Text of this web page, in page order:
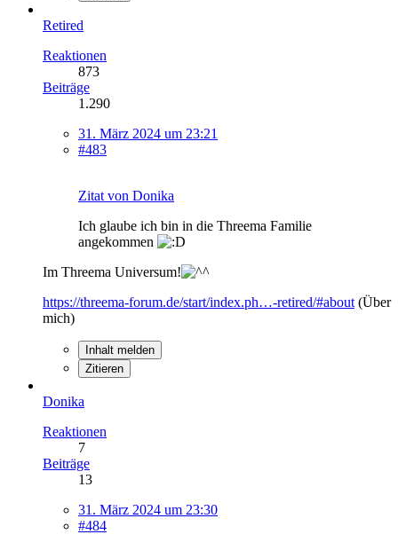
Retired
Reaktionen
873
Beiträge
1.290
31. März 2024 um 23:21
#483
Zitat von Donika
Ich glaube ich bin in die Threema Familie
angekommen
Im Threema Universum!
https://threema-forum.de/start/index.ph…-retired/#about (Über
mich)
Inhalt melden
Zitieren
Donika
Reaktionen
7
Beiträge
13
31. März 2024 um 23:30
#484